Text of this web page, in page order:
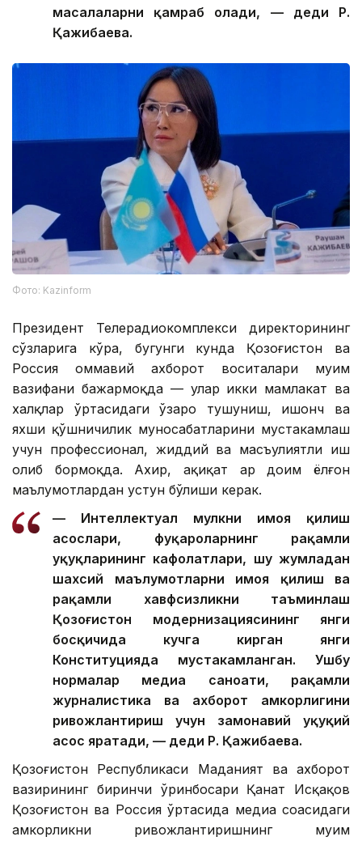
масалаларни қамраб олади, — деди Р.
Қажибаева.
Фото: Kazinform
Президент Телерадиокомплекси директорининг
сўзларига кўра, бугунги кунда Қозоғистон ва
Россия оммавий ахборот воситалари муҳим
вазифани бажармоқда — улар икки мамлакат ва
халқлар ўртасидаги ўзаро тушуниш, ишонч ва
яхши қўшничилик муносабатларини мустаҳкамлаш
учун профессионал, жиддий ва масъулиятли иш
олиб бормоқда. Ахир, ҳақиқат ҳар доим ёлғон
маълумотлардан устун бўлиши керак.
— Интеллектуал мулкни ҳимоя қилиш
асослари, фуқароларнинг рақамли
ҳуқуқларининг кафолатлари, шу жумладан
шахсий маълумотларни ҳимоя қилиш ва
рақамли хавфсизликни таъминлаш
Қозоғистон модернизациясининг янги
босқичида кучга кирган янги
Конституцияда мустаҳкамланган. Ушбу
нормалар медиа саноати, рақамли
журналистика ва ахборот ҳамкорлигини
ривожлантириш учун замонавий ҳуқуқий
асос яратади, — деди Р. Қажибаева.
Қозоғистон Республикаси Маданият ва ахборот
вазирининг биринчи ўринбосари Қанат Исқақов
Қозоғистон ва Россия ўртасида медиа соҳасидаги
ҳамкорликни ривожлантиришнинг муҳим